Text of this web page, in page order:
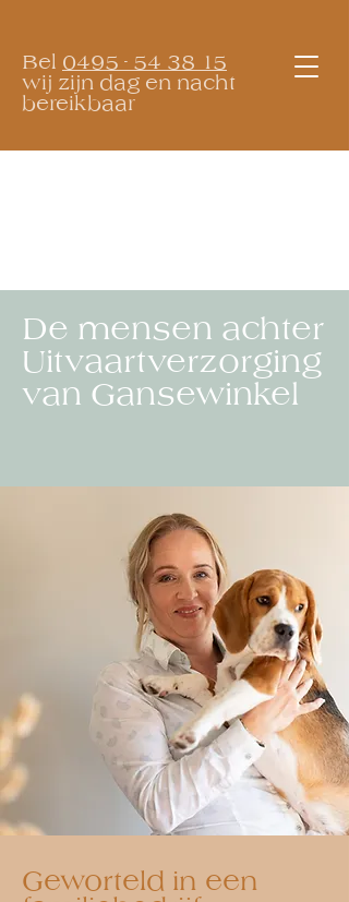
Bel 0495 - 54 38 15
wij zijn dag en nacht
bereikbaar
De mensen achter
Uitvaartverzorging
van Gansewinkel
Geworteld in een